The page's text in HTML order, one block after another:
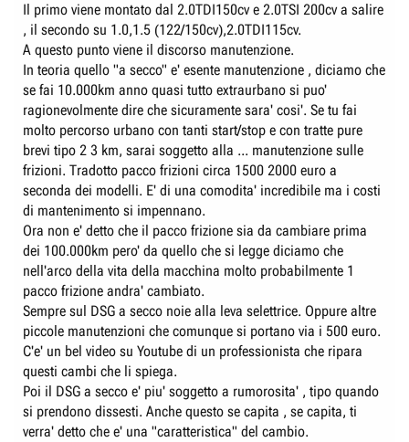
Il primo viene montato dal 2.0TDI150cv e 2.0TSI 200cv a salire
, il secondo su 1.0,1.5 (122/150cv),2.0TDI115cv.
A questo punto viene il discorso manutenzione.
In teoria quello "a secco" e' esente manutenzione , diciamo che
se fai 10.000km anno quasi tutto extraurbano si puo'
ragionevolmente dire che sicuramente sara' cosi'. Se tu fai
molto percorso urbano con tanti start/stop e con tratte pure
brevi tipo 2 3 km, sarai soggetto alla ... manutenzione sulle
frizioni. Tradotto pacco frizioni circa 1500 2000 euro a
seconda dei modelli. E' di una comodita' incredibile ma i costi
di mantenimento si impennano.
Ora non e' detto che il pacco frizione sia da cambiare prima
dei 100.000km pero' da quello che si legge diciamo che
nell'arco della vita della macchina molto probabilmente 1
pacco frizione andra' cambiato.
Sempre sul DSG a secco noie alla leva selettrice. Oppure altre
piccole manutenzioni che comunque si portano via i 500 euro.
C'e' un bel video su Youtube di un professionista che ripara
questi cambi che li spiega.
Poi il DSG a secco e' piu' soggetto a rumorosita' , tipo quando
si prendono dissesti. Anche questo se capita , se capita, ti
verra' detto che e' una "caratteristica" del cambio.